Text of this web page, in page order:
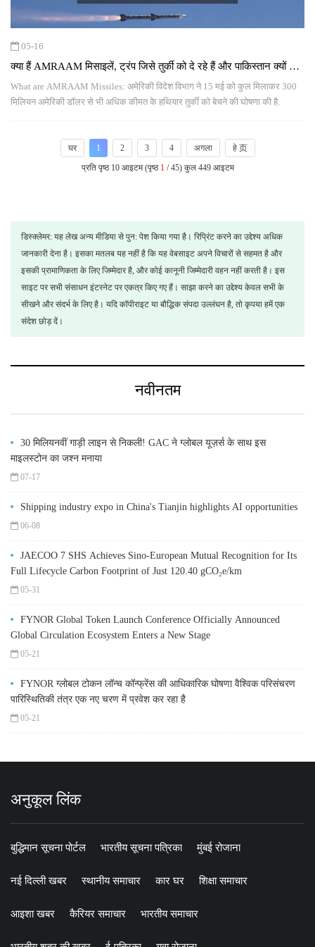
05-16
क्या हैं AMRAAM मिसाइलें, ट्रंप जिसे तुर्की को दे रहे हैं और पाकिस्तान क्यों खुश
होगा
What are AMRAAM Missiles: अमेरिकी विदेश विभाग ने 15 मई को कुल मिलाकर 300
मिलियन अमेरिकी डॉलर से भी अधिक कीमत के हथियार तुर्की को बेचने की घोषणा की है.
घर 1 2 3 4 अगला
हे 页
प्रति पृष्ठ 10 आइटम (पृष्ठ 1/ 45) कुल 449 आइटम
डिस्क्लेमर: यह लेख अन्य मीडिया से पुन: पेश किया गया है। रिप्रिंट करने का उद्देश्य अधिक
जानकारी देना है। इसका मतलब यह नहीं है कि यह वेबसाइट अपने विचारों से सहमत है और
इसकी प्रामाणिकता के लिए जिम्मेदार है, और कोई कानूनी जिम्मेदारी वहन नहीं करती है। इस
साइट पर सभी संसाधन इंटरनेट पर एकत्र किए गए हैं। साझा करने का उद्देश्य केवल सभी के
सीखने और संदर्भ के लिए है। यदि कॉपीराइट या बौद्धिक संपदा उल्लंघन है, तो कृपया हमें एक
संदेश छोड़ दें।
नवीनतम
30 मिलियनवीं गाड़ी लाइन से निकली! GAC ने ग्लोबल यूज़र्स के साथ इस
माइलस्टोन का जश्न मनाया
07-17
Shipping industry expo in China's Tianjin highlights AI opportunities
06-08
JAECOO 7 SHS Achieves Sino-European Mutual Recognition for Its
Full Lifecycle Carbon Footprint of Just 120.40 gCO₂e/km
05-31
FYNOR Global Token Launch Conference Officially Announced
Global Circulation Ecosystem Enters a New Stage
05-21
FYNOR ग्लोबल टोकन लॉन्च कॉन्फ्रेंस की आधिकारिक घोषणा वैश्विक परिसंचरण
पारिस्थितिकी तंत्र एक नए चरण में प्रवेश कर रहा है
05-21
अनुकूल लिंक
बुद्धिमान सूचना पोर्टल भारतीय सूचना पत्रिका मुंबई रोजाना
नई दिल्ली खबर स्थानीय समाचार कार घर शिक्षा समाचार
आइशा खबर कैरियर समाचार भारतीय समाचार